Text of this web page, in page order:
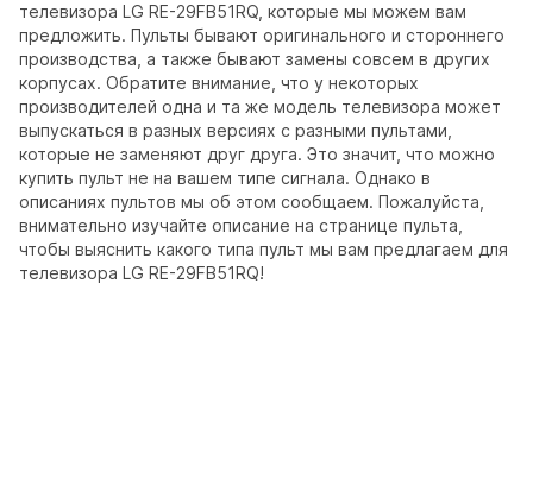
телевизора LG RE-29FB51RQ, которые мы можем вам
предложить. Пульты бывают оригинального и стороннего
производства, а также бывают замены совсем в других
корпусах. Обратите внимание, что у некоторых
производителей одна и та же модель телевизора может
выпускаться в разных версиях с разными пультами,
которые не заменяют друг друга. Это значит, что можно
купить пульт не на вашем типе сигнала. Однако в
описаниях пультов мы об этом сообщаем. Пожалуйста,
внимательно изучайте описание на странице пульта,
чтобы выяснить какого типа пульт мы вам предлагаем для
телевизора LG RE-29FB51RQ!